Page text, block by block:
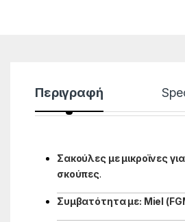
Περιγραφή
Σακούλες με μικροϊνες
σκούπες.
Συμβατότητα με: Miel